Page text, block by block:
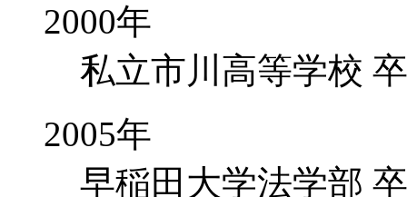
2000年
私立市川高等学校
2005年
早稲田大学法学部